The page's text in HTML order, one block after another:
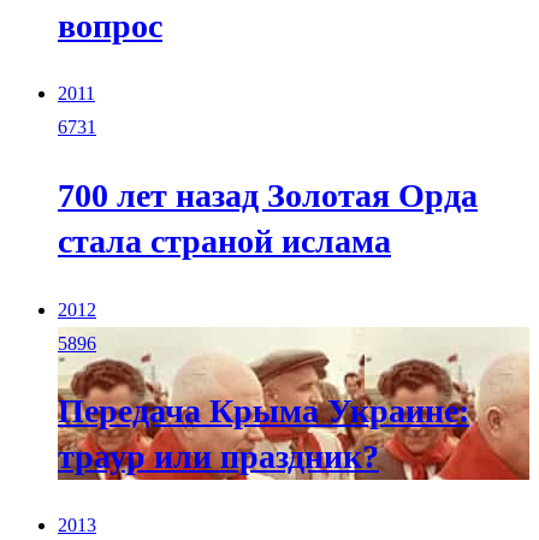
вопрос
2011
6731
700 лет назад Золотая Орда
стала страной ислама
2012
5896
Передача Крыма Украине:
траур или праздник?
2013